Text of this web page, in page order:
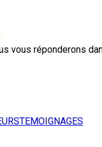
TEMOIGNAGES
vous réponderons